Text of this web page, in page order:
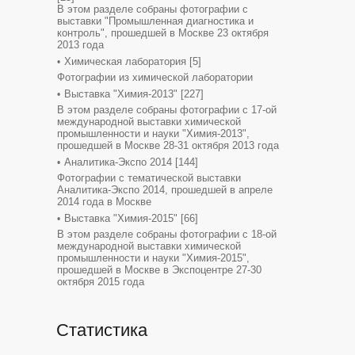
В этом разделе собраны фотографии с
выставки "Промышленная диагностика и
контроль", прошедшей в Москве 23 октября
2013 года
Химическая лаборатория [5]
Фотографии из химической лаборатории
Выставка "Химия-2013" [227]
В этом разделе собраны фотографии с 17-ой
международной выставки химической
промышленности и науки "Химия-2013",
прошедшей в Москве 28-31 октября 2013 года
Аналитика-Экспо 2014 [144]
Фотографии с тематической выставки
Аналитика-Экспо 2014, прошедшей в апреле
2014 года в Москве
Выставка "Химия-2015" [66]
В этом разделе собраны фотографии с 18-ой
международной выставки химической
промышленности и науки "Химия-2015",
прошедшей в Москве в Экспоцентре 27-30
октября 2015 года
Статистика